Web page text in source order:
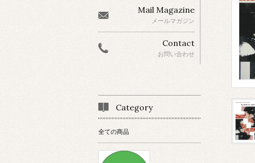
Mail Magazine
メールマガジン
Contact
お問い合わせ
Category
全ての商品